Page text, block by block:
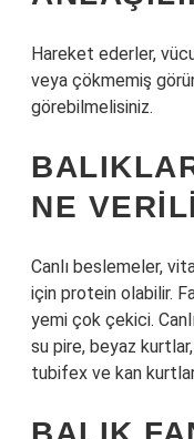
Hareket ederler,
veya çökmemiş
görebilmelisiniz.
NE
Canlı beslemeler,
için protein olabilir.
yemi çok çekici.
su pire, beyaz
tubifex ve kan